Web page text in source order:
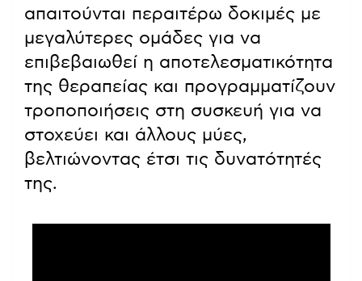
απαιτούνται περαιτέρω δοκιμές με
μεγαλύτερες ομάδες για να
επιβεβαιωθεί η αποτελεσματικότητα
της θεραπείας και προγραμματίζουν
τροποποιήσεις στη συσκευή για να
στοχεύει και άλλους μύες,
βελτιώνοντας έτσι τις δυνατότητές
της.